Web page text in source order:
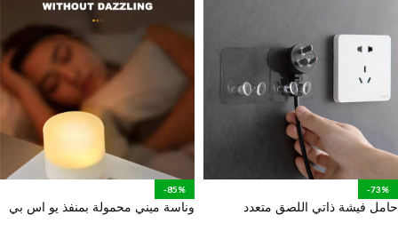
-73%
حامل فيشة ذاتي اللصق متعدد
-85%
وناسة ميني محمولة بمنفذ يو اس بي